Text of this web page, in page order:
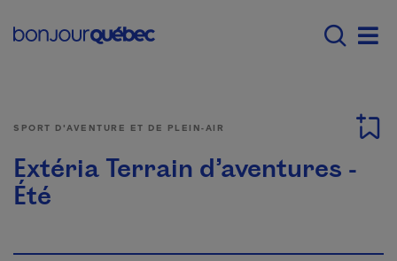
Main navigation -
SPORT D'AVENTURE ET DE PLEIN-AIR
Extéria Terrain d’aventures -
Été